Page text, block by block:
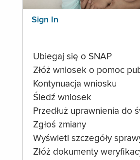
Sign In
Ubiegaj się o SNAP
Złóż wniosek o pomoc
Kontynuacja wniosku
Śledź wniosek
Przedłuż uprawnienia do
Zgłoś zmiany
Wyświetl szczegóły
Złóż dokumenty